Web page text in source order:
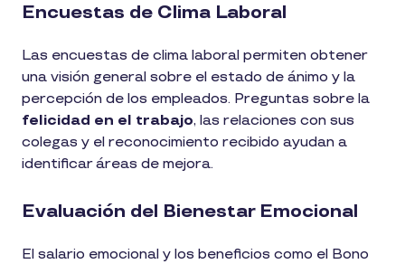
Encuestas de Clima Laboral
Las encuestas de clima laboral permiten obtener
una visión general sobre el estado de ánimo y la
percepción de los empleados. Preguntas sobre la
felicidad en el trabajo, las relaciones con sus
colegas y el reconocimiento recibido ayudan a
identificar áreas de mejora.
Evaluación del Bienestar Emocional
El salario emocional y los beneficios como el Bono